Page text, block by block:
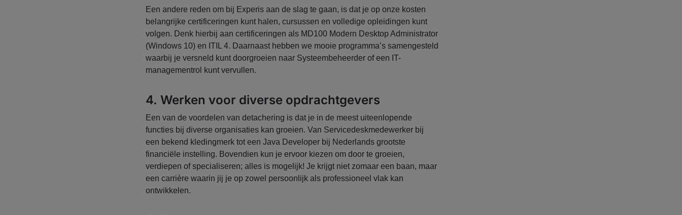
Een andere reden om bij Experis aan de slag te gaan, is dat je op onze kosten
belangrijke certificeringen kunt halen, cursussen en volledige opleidingen kunt
volgen. Denk hierbij aan certificeringen als MD100 Modern Desktop Administrator
(Windows 10) en ITIL 4. Daarnaast hebben we mooie programma’s samengesteld
waarbij je versneld kunt doorgroeien naar Systeembeheerder of een IT-
managementrol kunt vervullen.
4. Werken voor diverse opdrachtgevers
Een van de voordelen van detachering is dat je in de meest uiteenlopende
functies bij diverse organisaties kan groeien. Van Servicedeskmedewerker bij
een bekend kledingmerk tot een Java Developer bij Nederlands grootste
financiële instelling. Bovendien kun je ervoor kiezen om door te groeien,
verdiepen of specialiseren; alles is mogelijk! Je krijgt niet zomaar een baan, maar
een carrière waarin jij je op zowel persoonlijk als professioneel vlak kan
ontwikkelen.